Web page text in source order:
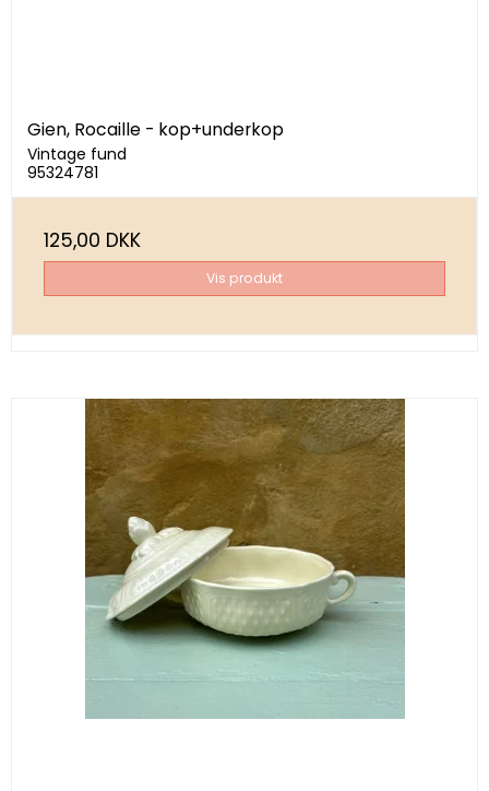
Gien, Rocaille - kop+underkop
Vintage fund
95324781
125,00 DKK
Vis produkt